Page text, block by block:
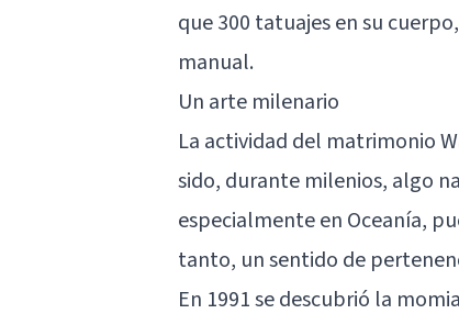
que 300 tatuajes en su
manual.
Un arte milenario
La actividad del matrimonio
sido, durante milenios, algo
especialmente en Oceanía,
tanto, un sentido de
En 1991 se descubrió la